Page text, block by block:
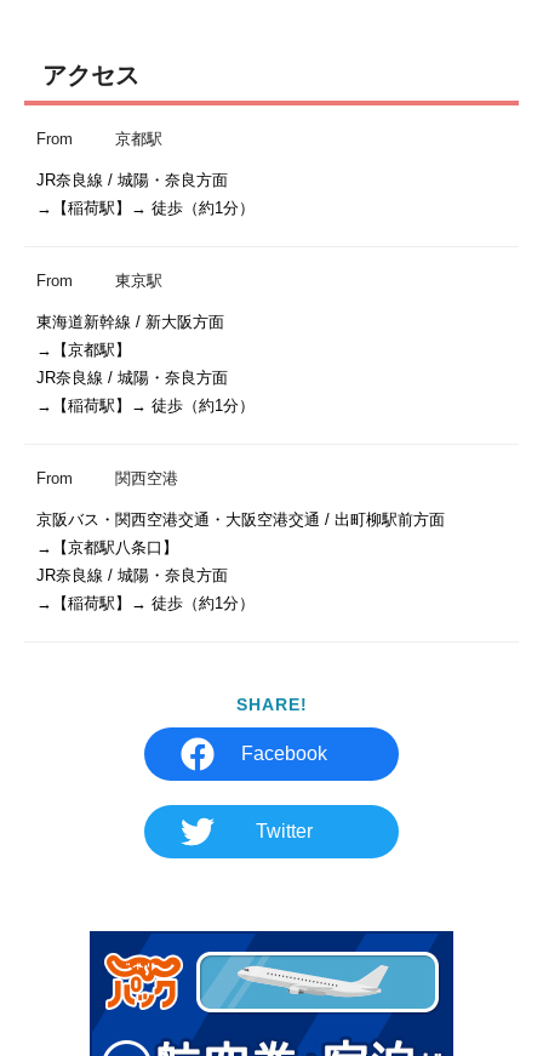
アクセス
From 京都駅
JR奈良線 / 城陽・奈良方面
From 東京駅
東海道新幹線 / 新大阪方面
→【京都駅】
JR奈良線 / 城陽・奈良方面
From 関西空港
京阪バス・関西空港交通・大阪空港交通 / 出町柳駅前方面
→【京都駅八条口】
JR奈良線 / 城陽・奈良方面
SHARE!
Facebook
Twitter